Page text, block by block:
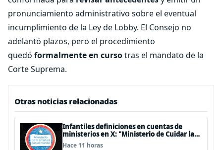
pronunciamiento administrativo sobre el eventual
incumplimiento de la Ley de Lobby. El Consejo no
adelantó plazos, pero el procedimiento
quedó formalmente en cursotras el mandato de la
Corte Suprema.
Otras noticias relacionadas
Infantiles definiciones en cuentas de
ministerios en X: "Ministerio de Cuidar la
Plata", "Ministerio de la amistad..."
Hace 11 horas